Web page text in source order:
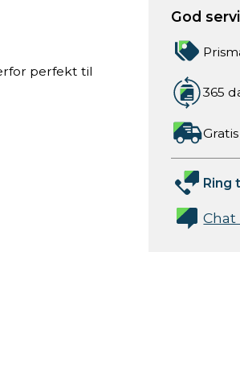
perfekt til
God
365
Ring